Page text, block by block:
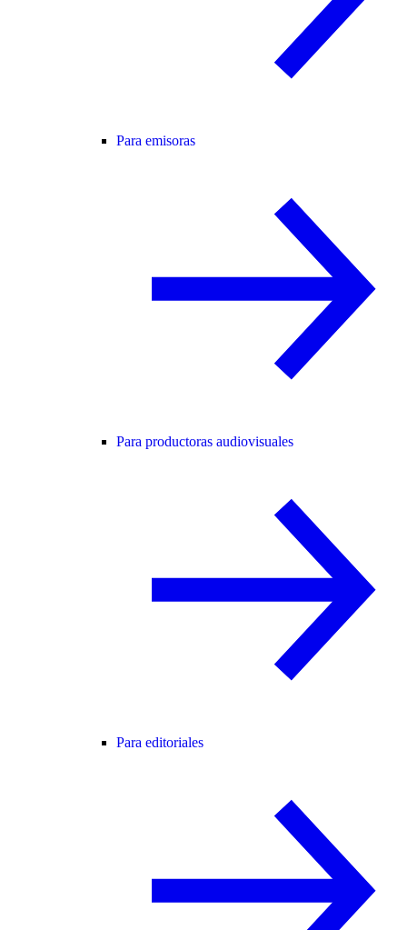
Para emisoras
Para productoras audiovisuales
Para editoriales